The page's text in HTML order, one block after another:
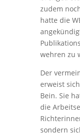
zudem
hatte die
wehren zu
Der
erweist
Bein. Sie
die
sondern